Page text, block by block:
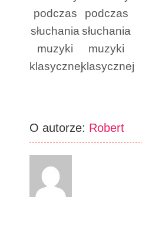
podczas
słuchania
muzyki
klasycznej
podczas
słuchania
muzyki
klasycznej
O autorze: Robert